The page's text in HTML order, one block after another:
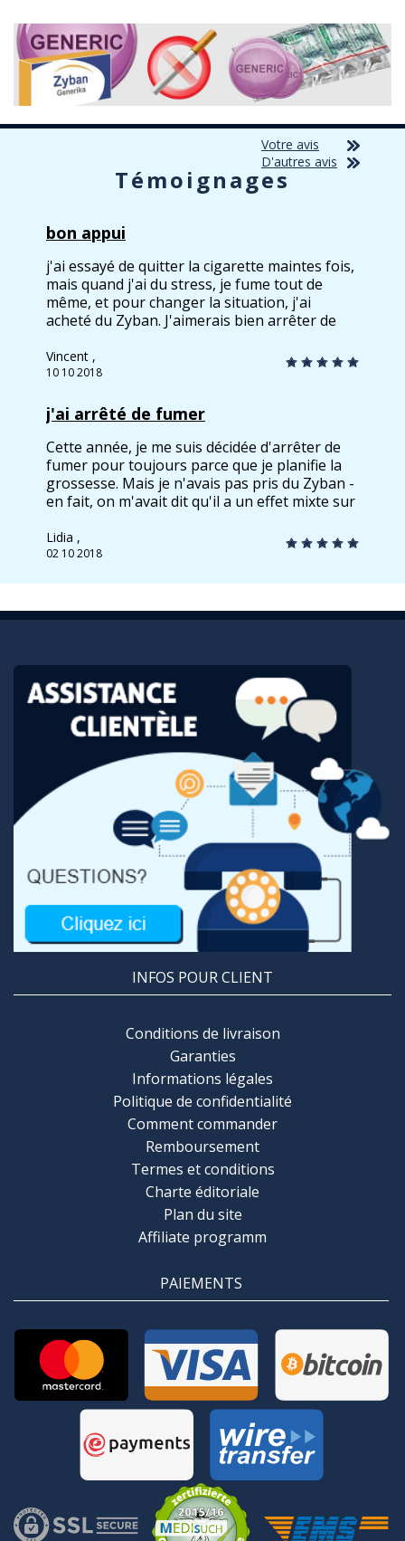
Témoignages
Votre avis
D'autres avis
bon appui
j'ai essayé de quitter la cigarette maintes fois,
mais quand j'ai du stress, je fume tout de
même, et pour changer la situation, j'ai
acheté du Zyban. J'aimerais bien arrêter de
n'arrive pas, donc je suis sur Zyban depuis un
mois... pour le moment ça fonctionne
Vincent ,
10 10 2018
j'ai arrêté de fumer
Cette année, je me suis décidée d'arrêter de
fumer pour toujours parce que je planifie la
grossesse. Mais je n'avais pas pris du Zyban -
en fait, on m'avait dit qu'il a un effet mixte sur
appartient au type des antidépresseurs qui
provoquent les changements psychologiques.
Lidia ,
02 10 2018
INFOS POUR CLIENT
Conditions de livraison
Garanties
Informations légales
Politique de confidentialité
Comment commander
Remboursement
Termes et conditions
Charte éditoriale
Plan du site
Affiliate programm
PAIEMENTS